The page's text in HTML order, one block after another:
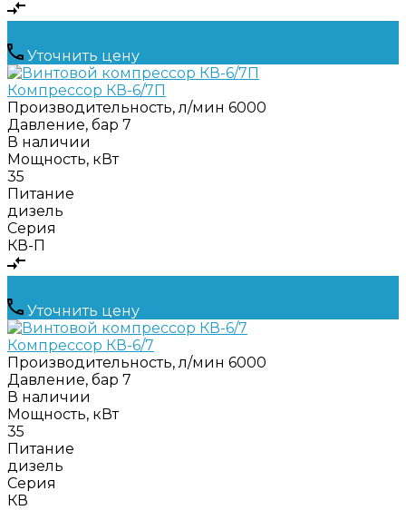
Уточнить цену
Компрессор КВ-6/7П
Производительность, л/мин 6000
Давление, бар 7
В наличии
Мощность, кВт
35
Питание
дизель
Серия
КВ-П
Уточнить цену
Компрессор КВ-6/7
Производительность, л/мин 6000
Давление, бар 7
В наличии
Мощность, кВт
35
Питание
дизель
Серия
КВ